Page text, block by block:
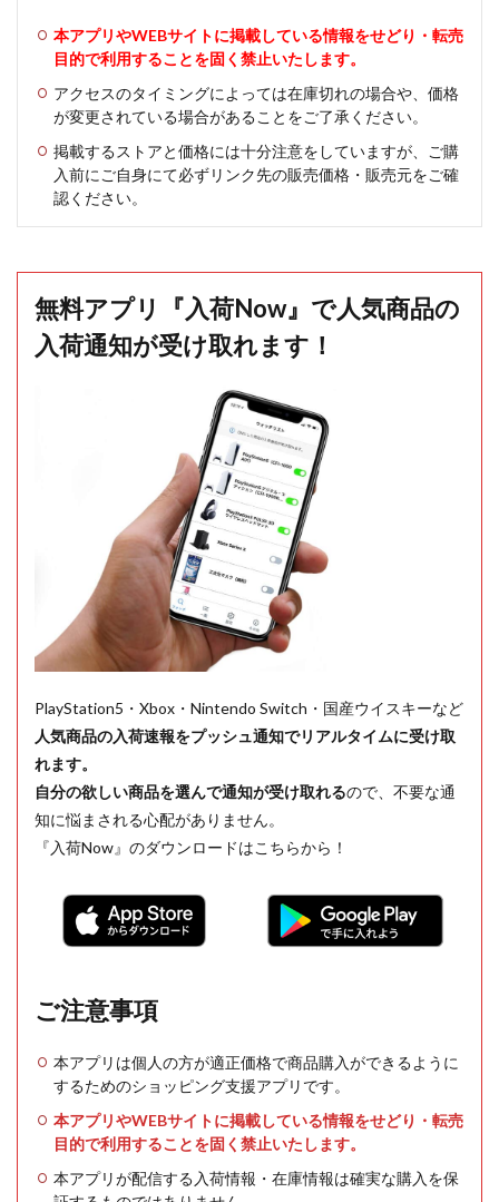
本アプリやWEBサイトに掲載している情報をせどり・転売
目的で利用することを固く禁止いたします。
アクセスのタイミングによっては在庫切れの場合や、価格
が変更されている場合があることをご了承ください。
掲載するストアと価格には十分注意をしていますが、ご購
入前にご自身にて必ずリンク先の販売価格・販売元をご確
認ください。
無料アプリ『入荷Now』で人気商品の
入荷通知が受け取れます！
PlayStation5・Xbox・Nintendo Switch・国産ウイスキーなど
人気商品の入荷速報をプッシュ通知でリアルタイムに受け取
れます。
自分の欲しい商品を選んで通知が受け取れるので、不要な通
知に悩まされる心配がありません。
『入荷Now』のダウンロードはこちらから！
ご注意事項
本アプリは個人の方が適正価格で商品購入ができるように
するためのショッピング支援アプリです。
本アプリやWEBサイトに掲載している情報をせどり・転売
目的で利用することを固く禁止いたします。
本アプリが配信する入荷情報・在庫情報は確実な購入を保